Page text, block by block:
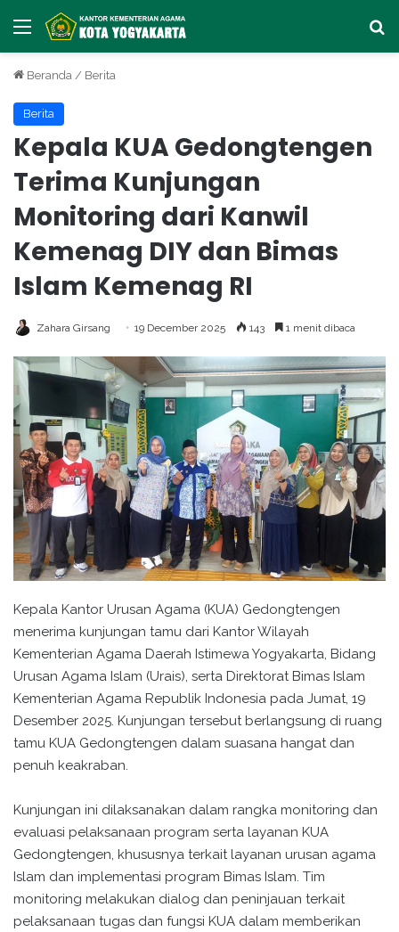
Menu
Beranda / Berita
Berita
Kepala KUA Gedongtengen
Terima Kunjungan
Monitoring dari Kanwil
Kemenag DIY dan Bimas
Islam Kemenag RI
Zahara Girsang 19 December 2025 143 1 menit dibaca
Kepala Kantor Urusan Agama (KUA) Gedongtengen
menerima kunjungan tamu dari Kantor Wilayah
Kementerian Agama Daerah Istimewa Yogyakarta, Bidang
Urusan Agama Islam (Urais), serta Direktorat Bimas Islam
Kementerian Agama Republik Indonesia pada Jumat, 19
Desember 2025. Kunjungan tersebut berlangsung di ruang
tamu KUA Gedongtengen dalam suasana hangat dan
penuh keakraban.
Kunjungan ini dilaksanakan dalam rangka monitoring dan
evaluasi pelaksanaan program serta layanan KUA
Gedongtengen, khususnya terkait layanan urusan agama
Islam dan implementasi program Bimas Islam. Tim
monitoring melakukan dialog dan peninjauan terkait
pelaksanaan tugas dan fungsi KUA dalam memberikan